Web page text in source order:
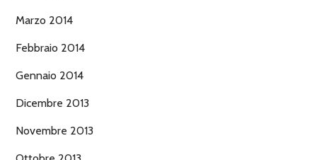
Marzo 2014
Febbraio 2014
Gennaio 2014
Dicembre 2013
Novembre 2013